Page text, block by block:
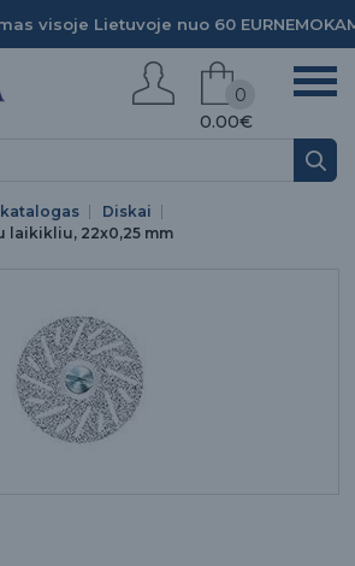
visoje Lietuvoje nuo 60 EUR
0.00€
0
Diskai
laikikliu, 22x0,25 mm